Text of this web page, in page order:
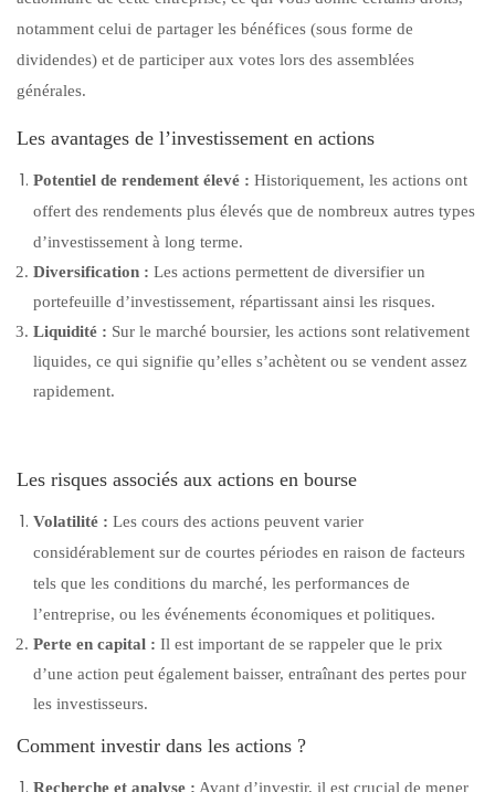
notamment celui de partager les bénéfices (sous forme de
dividendes) et de participer aux votes lors des assemblées
générales.
Les avantages de l’investissement en actions
Potentiel de rendement élevé : Historiquement, les actions ont
offert des rendements plus élevés que de nombreux autres types
d’investissement à long terme.
Diversification : Les actions permettent de diversifier un
portefeuille d’investissement, répartissant ainsi les risques.
Liquidité : Sur le marché boursier, les actions sont relativement
liquides, ce qui signifie qu’elles s’achètent ou se vendent assez
rapidement.
Les risques associés aux actions en bourse
Volatilité : Les cours des actions peuvent varier
considérablement sur de courtes périodes en raison de facteurs
tels que les conditions du marché, les performances de
l’entreprise, ou les événements économiques et politiques.
Perte en capital : Il est important de se rappeler que le prix
d’une action peut également baisser, entraînant des pertes pour
les investisseurs.
Comment investir dans les actions ?
Recherche et analyse : Avant d’investir, il est crucial de mener